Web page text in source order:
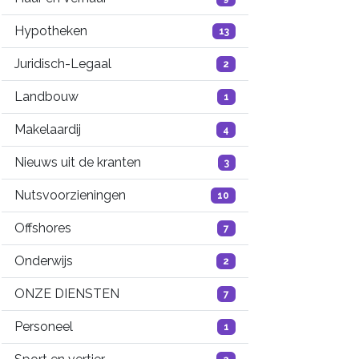
Hypotheken 13
Juridisch-Legaal 2
Landbouw 1
Makelaardij 4
Nieuws uit de kranten 3
Nutsvoorzieningen 10
Offshores 7
Onderwijs 2
ONZE DIENSTEN 7
Personeel 1